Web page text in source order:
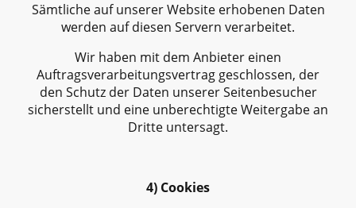
Sämtliche auf unserer Website erhobenen Daten
werden auf diesen Servern verarbeitet.
Wir haben mit dem Anbieter einen
Auftragsverarbeitungsvertrag geschlossen, der
den Schutz der Daten unserer Seitenbesucher
sicherstellt und eine unberechtigte Weitergabe an
Dritte untersagt.
4) Cookies